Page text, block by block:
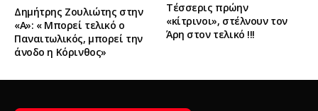
Δημήτρης Ζουλιώτης στην
«Α»: « Μπορεί τελικό ο
Παναιτωλικός, μπορεί την
άνοδο η Κόρινθος»
Τέσσερις πρώην
«κίτρινοι», στέλνουν τον
Άρη στον τελικό !!!